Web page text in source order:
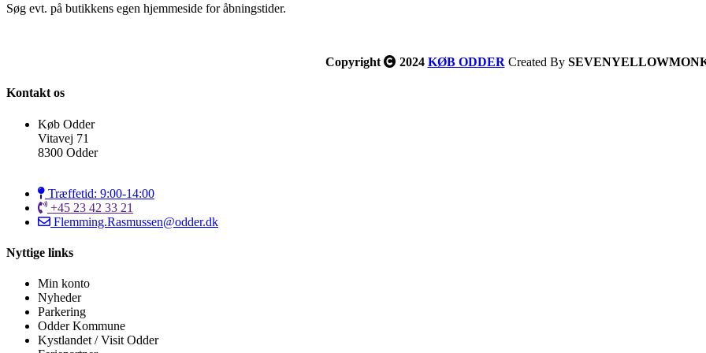
Søg evt. på butikkens egen hjemmeside for åbningstider.
Copyright 2024 KØB ODDER Created By
Kontakt os
Køb Odder
Vitavej 71
8300 Odder
Træffetid: 9:00-14:00
+45 23 42 33 21
Flemming.Rasmussen@odder.dk
Nyttige links
Min konto
Nyheder
Parkering
Odder Kommune
Kystlandet / Visit Odder